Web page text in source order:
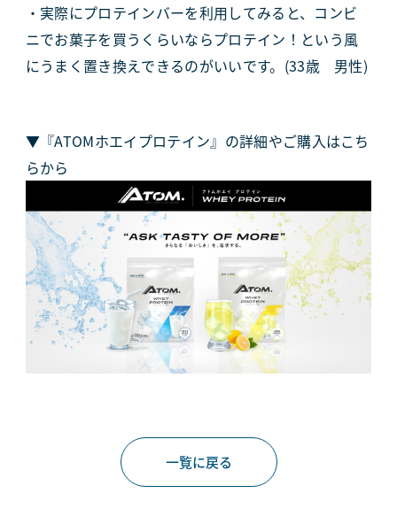
・実際にプロテインバーを利用してみると、コンビ
ニでお菓子を買うくらいならプロテイン！という風
にうまく置き換えできるのがいいです。(33歳 男性)
▼『ATOMホエイプロテイン』の詳細やご購入はこち
らから
一覧に戻る